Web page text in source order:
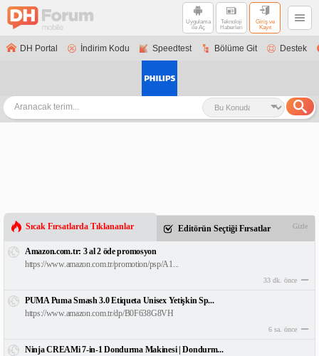
Uygulama
ile Aç
Teknoloji
Haberleri
Giriş ve
Kayıt
DH Portal İndirim Kodu Speedtest Bölüme Git Destek
Sıcak Fırsatlarda Tıklananlar Editörün Seçtiği Fırsatlar Gizle
Amazon.com.tr: 3 al 2 öde promosyon
https://www.amazon.com.tr/promotion/psp/A1...
33 dk. önce
PUMA Puma Smash 3.0 Etiqueta Unisex Yetişkin Sp...
https://www.amazon.com.tr/dp/B0F638G8VH
6 sa. önce
Ninja CREAMi 7-in-1 Dondurma Makinesi | Dondurm...